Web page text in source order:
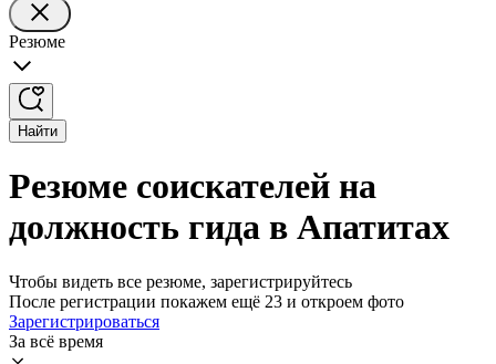
Резюме
Найти
Резюме соискателей на
должность гида в Апатитах
Чтобы видеть все резюме, зарегистрируйтесь
После регистрации покажем ещё 23 и откроем фото
Зарегистрироваться
За всё время